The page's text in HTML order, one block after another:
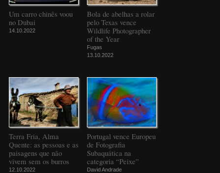
Um carro chinês voou
no Dubai
14.10.2022
Bola de abelhas a rolar
pelo Texas vence
Wildlife Photographer
of the Year
Fugas
13.10.2022
Terra Fria, Alma
Quente: as pessoas e as
paisagens que não
vivem sem os burros
12.10.2022
Portugal vence Europeu
de Fotografia
Subaquática na
categoria “Peixe”
David Andrade